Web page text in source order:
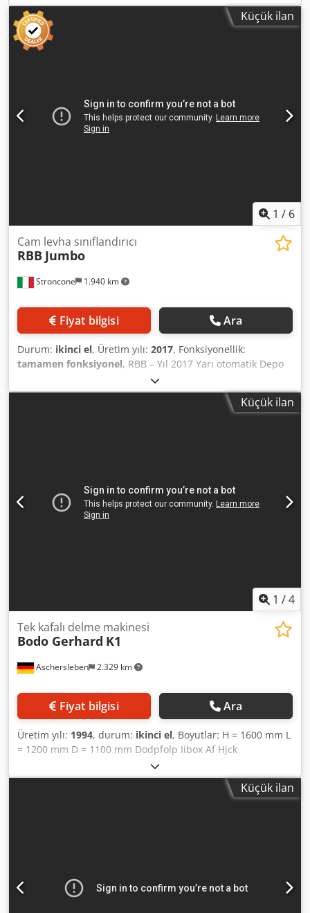
Küçük ilan
1 / 6
Stroncone 1.940 km
Cam levha sınıflandırıcı
RBB Jumbo
Fiyat bilgisi Ara
Durum: ikinci el, Üretim yılı: 2017, Fonksiyonellik:
tamamen fonksiyonel, RBB – Yıl 2017 Yarı otomatik Depo
Rafı Jumbo 17 Pozisyon Dcjdpfey T Enmjx Af Hek - 1 sabit
araba, 400 mm platform - 16 hareketli araba, 250 mm
platform Silindir stroku: 900 mm 380 V 50 Hz ToplamKüçük ilan
1 /4
Aschersleben 2.329 km
Tek kafalı delme makinesi
Bodo Gerhard K1
Fiyat bilgisi Ara
Üretim yılı: 1994, durum: ikinci el, Boyutlar: H = 1600 mm L
= 1200 mm D = 1100 mm Dodpfolp Iibox Af Hjck
Küçük ilan